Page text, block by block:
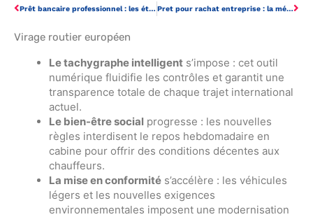
Prêt bancaire professionnel : les étapes clés pour rassurer votre banquier Pret pour rachat entreprise : la méthode efficace pour convaincre votre banquier
Virage routier européen
Le tachygraphe intelligent s’impose : cet outil
numérique fluidifie les contrôles et garantit une
transparence totale de chaque trajet international
actuel.
Le bien-être social progresse : les nouvelles
règles interdisent le repos hebdomadaire en
cabine pour offrir des conditions décentes aux
chauffeurs.
La mise en conformité s’accélère : les véhicules
légers et les nouvelles exigences
environnementales imposent une modernisation